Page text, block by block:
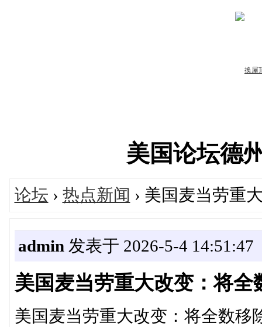
美国论坛德
论坛 › 热点新闻 › 美国麦当劳重
admin 发表于 2026-5-4 14:51:47
美国麦当劳重大改变：将
美国麦当劳重大改变：将全数移